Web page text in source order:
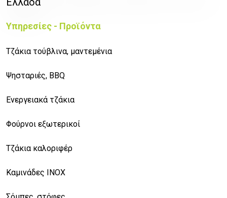
Υπηρεσίες - Προϊόντα
Τζάκια τούβλινα, μαντεμένια
Ψησταριές, BBQ
Ενεργειακά τζάκια
Φούρνοι εξωτερικοί
Τζάκια καλοριφέρ
Καμινάδες ΙΝΟΧ